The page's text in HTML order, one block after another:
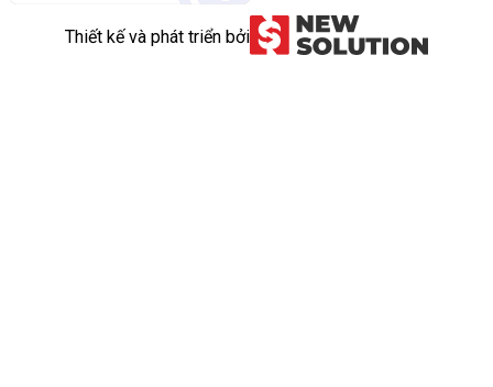
Thiết kế và phát triển bởi